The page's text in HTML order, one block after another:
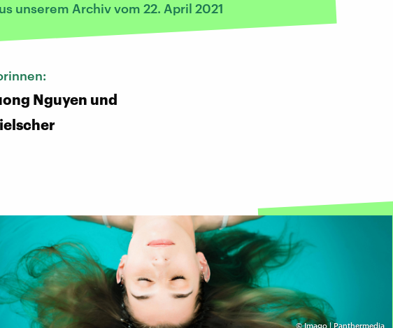
unserem Archiv vom 22. April 2021
Nguyen und
©Imago | Panthermedia